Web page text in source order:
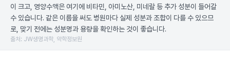
이 크고, 영양수액은 여기에 비타민, 아미노산, 미네랄 등 추가 성분이 들어갈
수 있습니다. 같은 이름을 써도 병원마다 실제 성분과 조합이 다를 수 있으므
로, 맞기 전에는 성분명과 용량을 확인하는 것이 좋습니다.
출처: JW생명과학, 약학정보원